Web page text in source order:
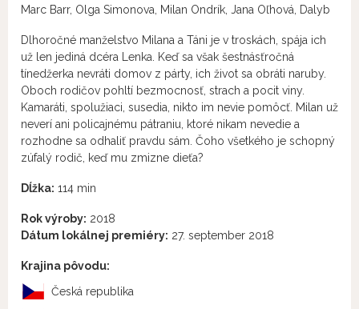
Marc Barr, Olga Simonova, Milan Ondrík, Jana Oľhová, Dalyb
Dlhoročné manželstvo Milana a Táni je v troskách, spája ich
už len jediná dcéra Lenka. Keď sa však šestnásťročná
tínedžerka nevráti domov z párty, ich život sa obráti naruby.
Oboch rodičov pohltí bezmocnosť, strach a pocit viny.
Kamaráti, spolužiaci, susedia, nikto im nevie pomôcť. Milan už
neverí ani policajnému pátraniu, ktoré nikam nevedie a
rozhodne sa odhaliť pravdu sám. Čoho všetkého je schopný
zúfalý rodič, keď mu zmizne dieťa?
Dĺžka: 114 min
Rok výroby: 2018
Dátum lokálnej premiéry: 27. september 2018
Krajina pôvodu:
Česká republika